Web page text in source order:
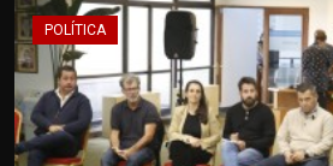
POLÍTICA